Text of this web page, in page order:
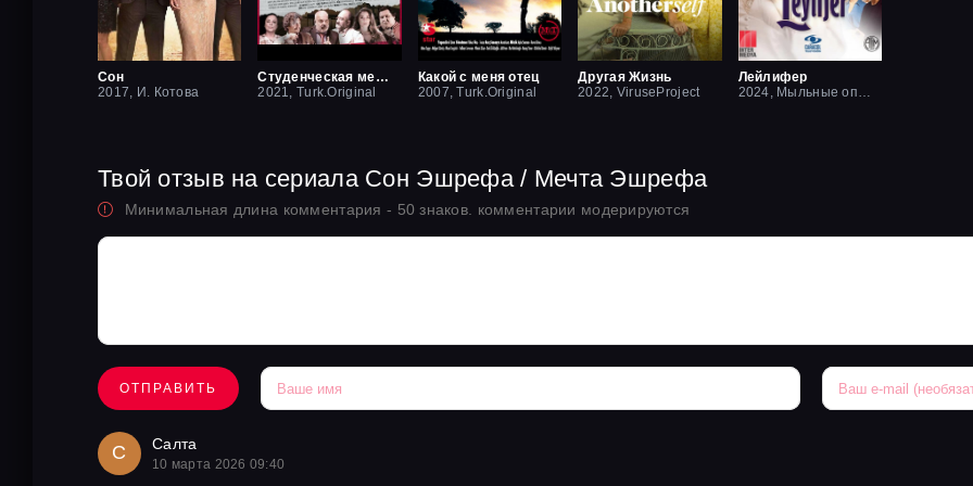
Сон
2017, И. Котова
Студенческая мечта
2021, Turk.Original
Какой с меня отец
2007, Turk.Original
Другая Жизнь
2022, ViruseProject
Лейлифер
Твой отзыв на сериала Сон Эшрефа / Мечта Эшрефа
Минимальная длина комментария - 50 знаков. комментарии модерируются
ОТПРАВИТЬ
С Салта
10 марта 2026 09:40